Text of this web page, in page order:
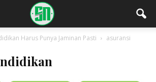
Harus Punya Jaminan Pasti
asuransi